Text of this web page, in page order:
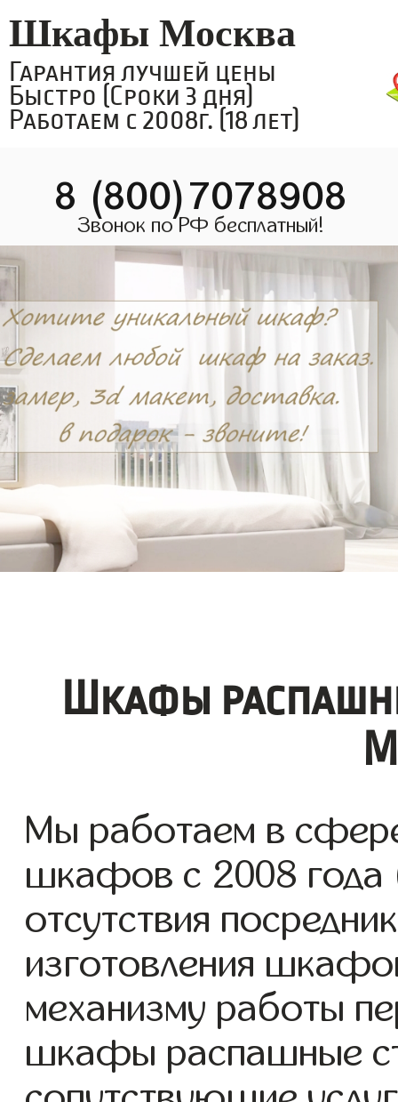
Шкафы Москва
Гарантия лучшей цены
Быстро (Сроки 3 дня)
Работаем с 2008г. (18 лет)
8 (800)7078908
Звонок по РФ бесплатный!
Шкафы
Мы работаем в
шкафов с 2008 года
отсутствия
изготовления
механизму работы
шкафы распашные